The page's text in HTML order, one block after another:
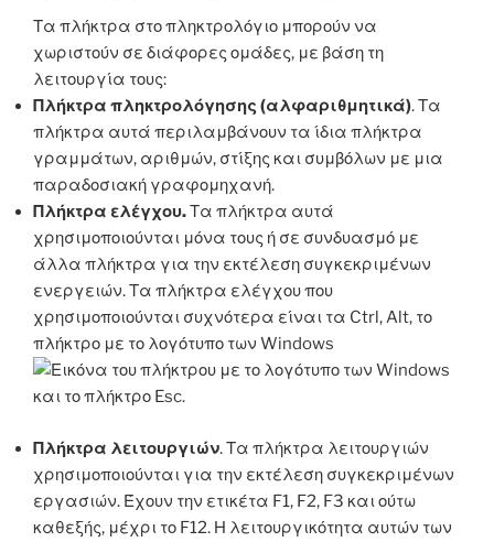
Τα πλήκτρα στο πληκτρολόγιο μπορούν να
χωριστούν σε διάφορες ομάδες, με βάση τη
λειτουργία τους:
Πλήκτρα πληκτρολόγησης (αλφαριθμητικά). Τα
πλήκτρα αυτά περιλαμβάνουν τα ίδια πλήκτρα
γραμμάτων, αριθμών, στίξης και συμβόλων με μια
παραδοσιακή γραφομηχανή.
Πλήκτρα ελέγχου.Τα πλήκτρα αυτά
χρησιμοποιούνται μόνα τους ή σε συνδυασμό με
άλλα πλήκτρα για την εκτέλεση συγκεκριμένων
ενεργειών. Τα πλήκτρα ελέγχου που
χρησιμοποιούνται συχνότερα είναι τα Ctrl, Alt, το
πλήκτρο με το λογότυπο των Windows
και το πλήκτρο Esc.
Πλήκτρα λειτουργιών. Τα πλήκτρα λειτουργιών
χρησιμοποιούνται για την εκτέλεση συγκεκριμένων
εργασιών. Έχουν την ετικέτα F1, F2, F3 και ούτω
καθεξής, μέχρι το F12. Η λειτουργικότητα αυτών των